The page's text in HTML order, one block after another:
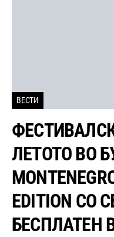
ВЕСТИ
ЛЕТОТО ВО
EDITION СО
БЕСПЛАТЕН